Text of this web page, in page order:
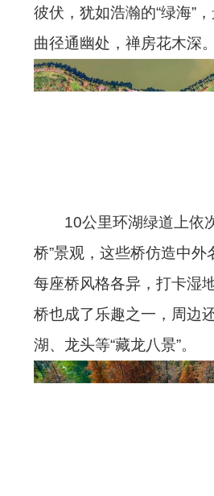
彼伏，犹如浩瀚的“绿海”
曲径通幽处，禅房花木深。
10公里环湖绿道上依
桥”景观，这些桥仿造中外
每座桥风格各异，打卡湿
桥也成了乐趣之一，周边
湖、龙头等“藏龙八景”。